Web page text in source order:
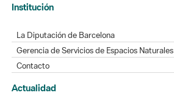
Institución
La Diputación de Barcelona
Gerencia de Servicios de Espacios Naturales
Contacto
Actualidad